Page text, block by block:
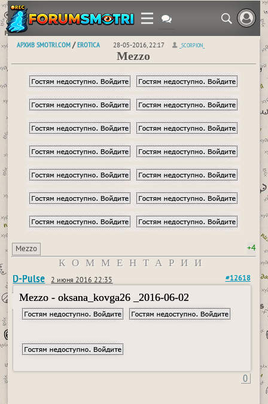
АРХИВ SMOTRI.COM /EROTICA 28-05-2016, 22:17 _SCORPION_
Mezzo
Mezzo +4
КОММЕНТАРИИ
D-Pulse 2 июня 2016 22:35 #12618
Mezzo - oksana_kovga26 _2016-06-02
0